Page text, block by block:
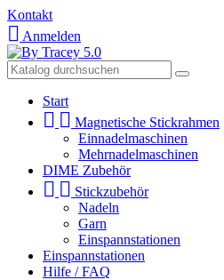
Kontakt
 Anmelden
Start
  Magnetische Stickrahmen
Einnadelmaschinen
Mehrnadelmaschinen
DIME Zubehör
  Stickzubehör
Nadeln
Garn
Einspannstationen
Einspannstationen
Hilfe / FAQ